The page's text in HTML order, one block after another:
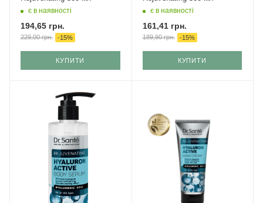
є в наявності
194,65 грн.
229,00грн. -15%
КУПИТИ
є в наявності
161,41грн.
189,90грн. -15%
КУПИТИ